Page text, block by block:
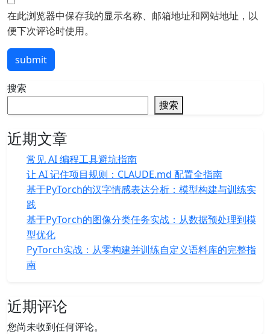
在此浏览器中保存我的显示名称、邮箱地址和网站地址，以
便下次评论时使用。
submit
搜索
搜索
近期文章
常见 AI 编程工具避坑指南
让 AI 记住项目规则：CLAUDE.md 配置全指南
基于PyTorch的汉字情感表达分析：模型构建与训练实
践
基于PyTorch的图像分类任务实战：从数据预处理到模
型优化
PyTorch实战：从零构建并训练自定义语料库的完整指
南
近期评论
您尚未收到任何评论。